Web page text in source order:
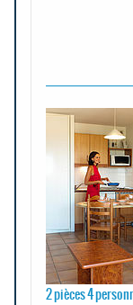
2 pièces 4